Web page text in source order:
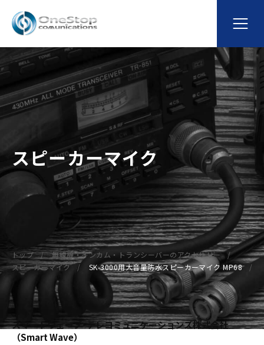
スピーカーマイク
トップ
無線機・インカム・トランシーバーのアクセサリー
スピーカーマイク
SK-3000用大音量防水スピーカーマイク MP68
スマートウェーブ･テレコミュニケーションズ株式会社
（Smart Wave）